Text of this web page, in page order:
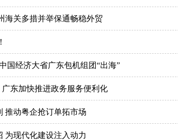
海关多措并举保通畅稳外贸
国经济大省广东包机组团“出海”
广东加快推进政务服务便利化
推动粤企抢订单拓市场
为现代化建设注入动力